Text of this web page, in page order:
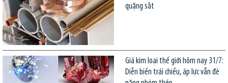
quặng sắt
Giá kim loại thế giới hôm nay 31/7:
Diễn biến trái chiều, áp lực vẫn đè